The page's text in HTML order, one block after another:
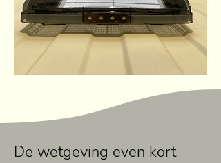
De wetgeving even kort